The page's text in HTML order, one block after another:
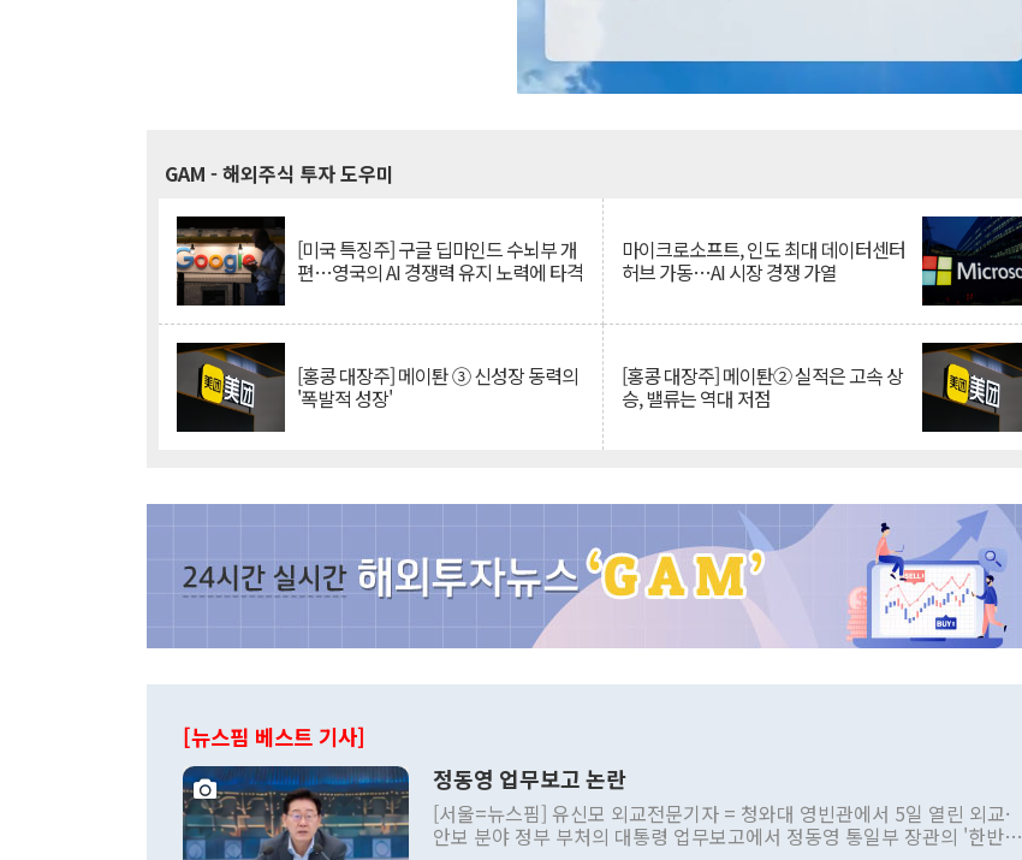
GAM - 해외주식 투자 도우미
[미국 특징주] 구글 딥마인드 수뇌부 개
편…영국의 AI 경쟁력 유지 노력에 타격
마이크로소프트, 인도 최대 데이터센터
허브 가동…AI 시장 경쟁 가열
[홍콩 대장주] 메이퇀 ③ 신성장 동력의
'폭발적 성장'
[홍콩 대장주] 메이퇀② 실적은 고속 상
승, 밸류는 역대 저점
[뉴스핌 베스트 기사]
정동영 업무보고 논란
[서울=뉴스핌] 유신모 외교전문기자 = 청와대 영빈관에서 5일 열린 외교·
안보 분야 정부 부처의 대통령 업무보고에서 정동영 통일부 장관의 '한반도